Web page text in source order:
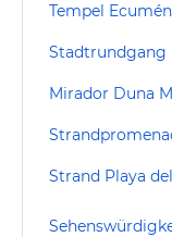
Tempel
Stadtrundgang
Mirador Duna
Strand Playa